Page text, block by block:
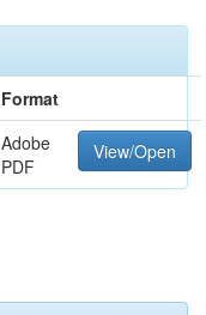
Format
Adobe
PDF
View/Open